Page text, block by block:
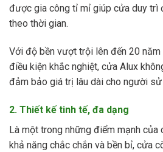
được gia công tỉ mỉ giúp cửa duy trì
theo thời gian.
Với độ bền vượt trội lên đến 20
điều kiện khắc nghiệt, cửa Alux
đảm bảo giá trị lâu dài cho người sử
2. Thiết kế tinh tế, đa dạng
Là một trong những điểm mạnh của
khả năng chắc chắn và bền bỉ, cửa